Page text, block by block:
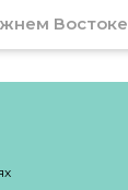
Востоке